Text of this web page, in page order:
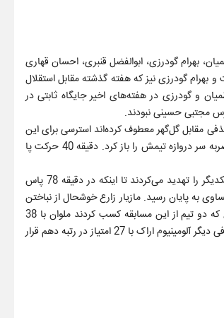
بهرام گودرزی، ابوالفضل قنبری، احسان قهاری
و بهرام گودرزی نیز که هفته گذشته مقابل استقلال
و گودرزی در هفته‌های اخیر جایگاه ثابتی در
مجتبی حسینی نبودند.
مقابل گل‌گهر معطوف کرده‌اند استرسی برای این
بازی نداشتند. دقیقه 27 ارسال وطن‌دوست از سمت راست را قبل از اینکه مهاجم آلومینیوم بزند سامان فلاح با ضربه سر دروازه تیمش را باز کرد. دقیقه 40 حرکت پا
بازی بعد از این گل با کیفیت بهتری دنبال شد. دو تیم از کناره‌ها، شوت‌های راه دور و پاس‌های عمقی دروازه یکدیگر را تهدید می‌کردند تا اینکه در دقیقه 78 پاس
به پایان رسید. مازیار زارع خوشحال از نباختن
در خانه حریف و مصدوم نشدن بازیکنانش در آستانه بازی حذفی مقابل گل‌گهر به انزلی برگشت. با تک امتیازی که دو تیم از این مسابقه کسب کردند ملوان با 38
امتیاز در رتبه هشتم باقی‌ماند و ذوب‌آهن با پیروزی که به دست آورد یک رتبه بالاتر از این تیم قرار گرفت و از طرفی دیگر آلومینیوم اراک با 27 امتیاز در رتبه دهم قرار